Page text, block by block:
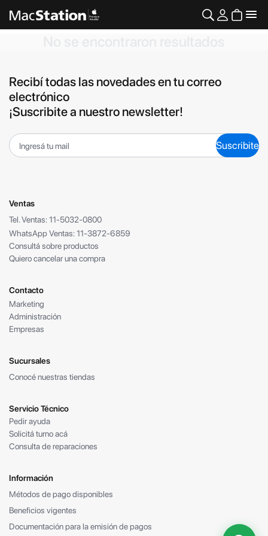
Recibí todas las novedades en tu correo
electrónico
¡Suscribite a nuestro newsletter!
Suscribite
Ventas
Tel. Ventas: 11-5032-0800
WhatsApp Ventas: 11-3872-6859
Consultá sobre productos
Quiero cancelar una compra
Contacto
Marketing
Administración
Empresas
Sucursales
Conocé nuestras tiendas
Servicio Técnico
Pedir ayuda
Solicitá turno acá
Consulta de reparaciones
Información
Métodos de pago disponibles
Beneficios vigentes
Documentación para la emisión de pagos